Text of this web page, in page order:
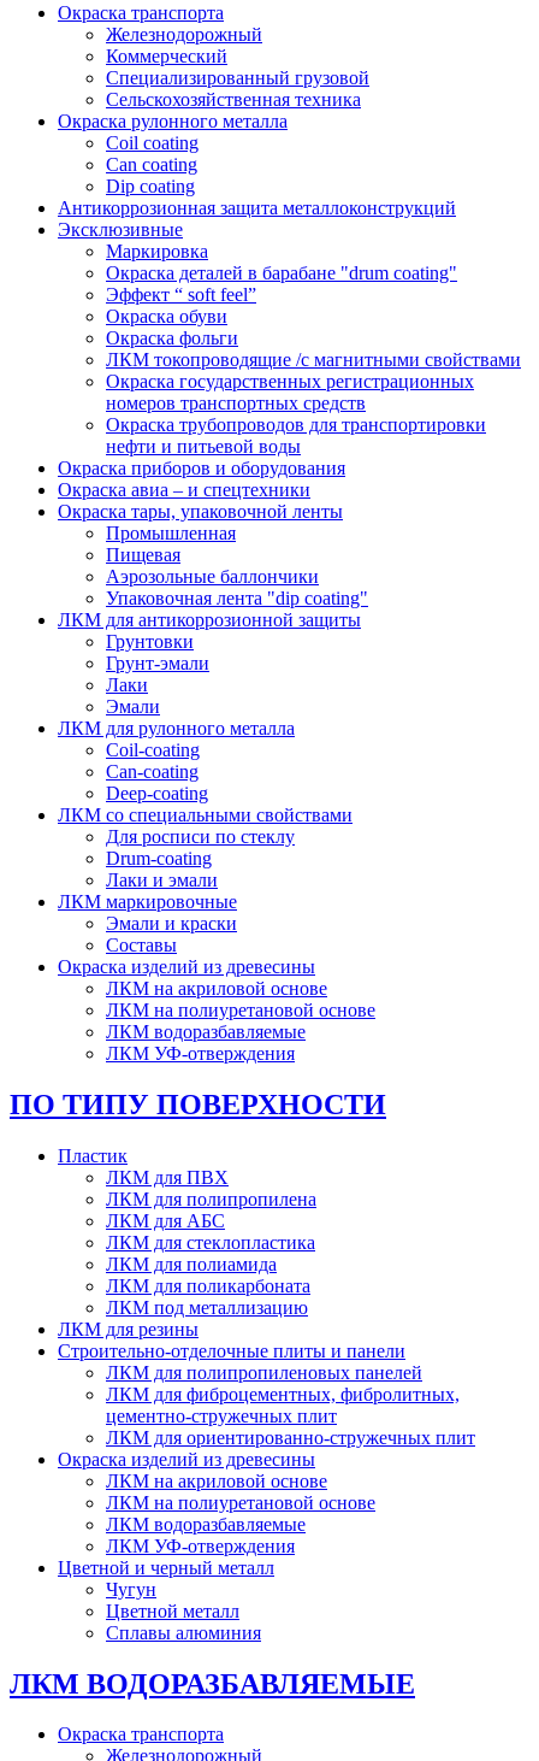
Окраска транспорта
Железнодорожный
Коммерческий
Специализированный грузовой
Сельскохозяйственная техника
Окраска рулонного металла
Coil coating
Can coating
Dip coating
Антикоррозионная защита металлоконструкций
Эксклюзивные
Маркировка
Окраска деталей в барабане "drum coating"
Эффект “ soft feel”
Окраска обуви
Окраска фольги
ЛКМ токопроводящие /с магнитными свойствами
Окраска государственных регистрационных
номеров транспортных средств
Окраска трубопроводов для транспортировки
нефти и питьевой воды
Окраска приборов и оборудования
Окраска авиа – и спецтехники
Окраска тары, упаковочной ленты
Промышленная
Пищевая
Аэрозольные баллончики
Упаковочная лента "dip coating"
ЛКМ для антикоррозионной защиты
Грунтовки
Грунт-эмали
Лаки
Эмали
ЛКМ для рулонного металла
Coil-coating
Can-coating
Deep-coating
ЛКМ со специальными свойствами
Для росписи по стеклу
Drum-coating
Лаки и эмали
ЛКМ маркировочные
Эмали и краски
Составы
Окраска изделий из древесины
ЛКМ на акриловой основе
ЛКМ на полиуретановой основе
ЛКМ водоразбавляемые
ЛКМ УФ-отверждения
ПО ТИПУ ПОВЕРХНОСТИ
Пластик
ЛКМ для ПВХ
ЛКМ для полипропилена
ЛКМ для АБС
ЛКМ для стеклопластика
ЛКМ для полиамида
ЛКМ для поликарбоната
ЛКМ под металлизацию
ЛКМ для резины
Строительно-отделочные плиты и панели
ЛКМ для полипропиленовых панелей
ЛКМ для фиброцементных, фибролитных,
цементно-стружечных плит
ЛКМ для ориентированно-стружечных плит
Окраска изделий из древесины
ЛКМ на акриловой основе
ЛКМ на полиуретановой основе
ЛКМ водоразбавляемые
ЛКМ УФ-отверждения
Цветной и черный металл
Чугун
Цветной металл
Сплавы алюминия
ЛКМ ВОДОРАЗБАВЛЯЕМЫЕ
Окраска транспорта
Железнодорожный